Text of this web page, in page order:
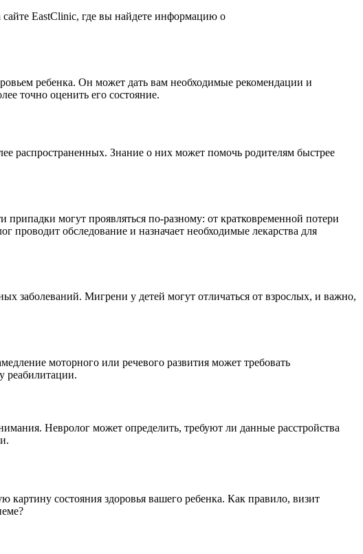
сайте EastClinic, где вы найдете информацию о
ребенка. Он может дать вам необходимые рекомендации и
точно оценить его состояние.
распространенных. Знание о них может помочь родителям быстрее
могут проявляться по-разному: от кратковременной потери
проводит обследование и назначает необходимые лекарства для
заболеваний. Мигрени у детей могут отличаться от взрослых, и важно,
моторного или речевого развития может требовать
реабилитации.
Невролог может определить, требуют ли данные расстройства
состояния здоровья вашего ребенка. Как правило, визит